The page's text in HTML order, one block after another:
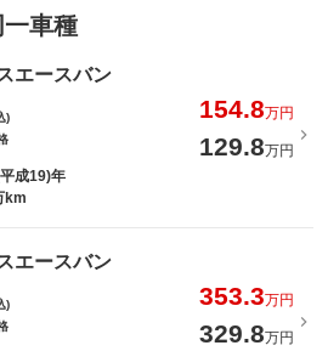
車種
エースバン
)
154.8万円
129.8万円
成19)年
km
エースバン
)
353.3万円
329.8万円